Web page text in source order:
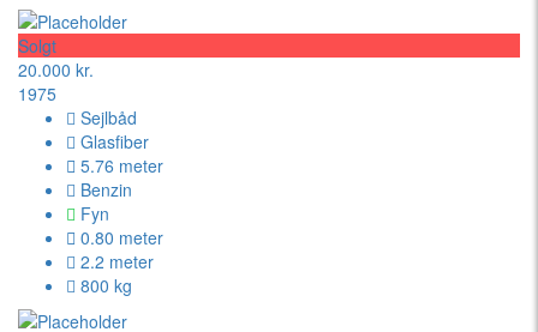
Solgt
20.000 kr.
1975
Sejlbåd
Glasfiber
5.76 meter
Benzin
Fyn
0.80 meter
2.2 meter
800 kg